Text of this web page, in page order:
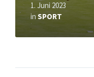
1. Juni 2023
in SPORT